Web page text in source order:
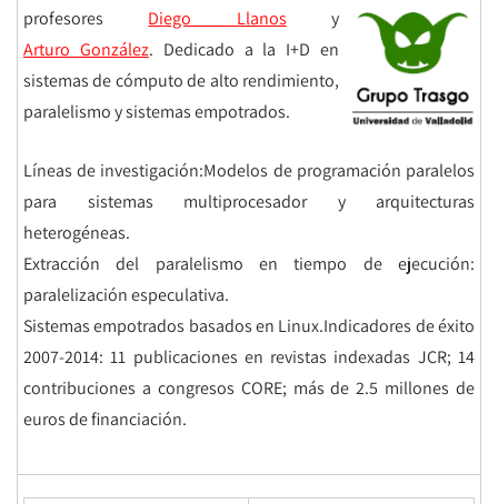
profesores Diego Llanos y
Arturo González. Dedicado a la I+D en
sistemas de cómputo de alto rendimiento,
paralelismo y sistemas empotrados.
Líneas de investigación:Modelos de programación paralelos
para sistemas multiprocesador y arquitecturas
heterogéneas.
Extracción del paralelismo en tiempo de ejecución:
paralelización especulativa.
Sistemas empotrados basados en Linux.Indicadores de éxito
2007-2014: 11 publicaciones en revistas indexadas JCR; 14
contribuciones a congresos CORE; más de 2.5 millones de
euros de financiación.